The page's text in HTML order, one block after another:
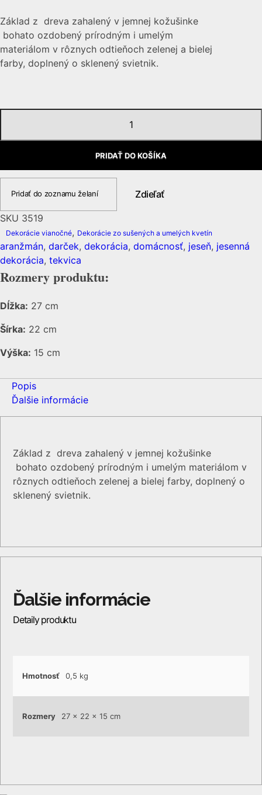
Základ z dreva zahalený v jemnej kožušinke
bohato ozdobený prírodným i umelým
materiálom v rôznych odtieňoch zelenej a bielej
farby, doplnený o sklenený svietnik.
svietnik
PRIDAŤ DO KOŠÍKA
Pridať do zoznamu želaní Zdieľať
SKU 3519
Dekorácie vianočné, Dekorácie zo sušených a umelých kvetín
aranžmán, darček, dekorácia, domácnosť, jeseň, jesenná
dekorácia, tekvica
Rozmery produktu:
Dĺžka: 27 cm
Šírka: 22 cm
Výška: 15 cm
Popis
Ďalšie informácie
Základ z dreva zahalený v jemnej kožušinke
bohato ozdobený prírodným i umelým materiálom v
rôznych odtieňoch zelenej a bielej farby, doplnený o
sklenený svietnik.
Hmotnosť 0,5 kg
Rozmery 27 × 22 × 15 cm